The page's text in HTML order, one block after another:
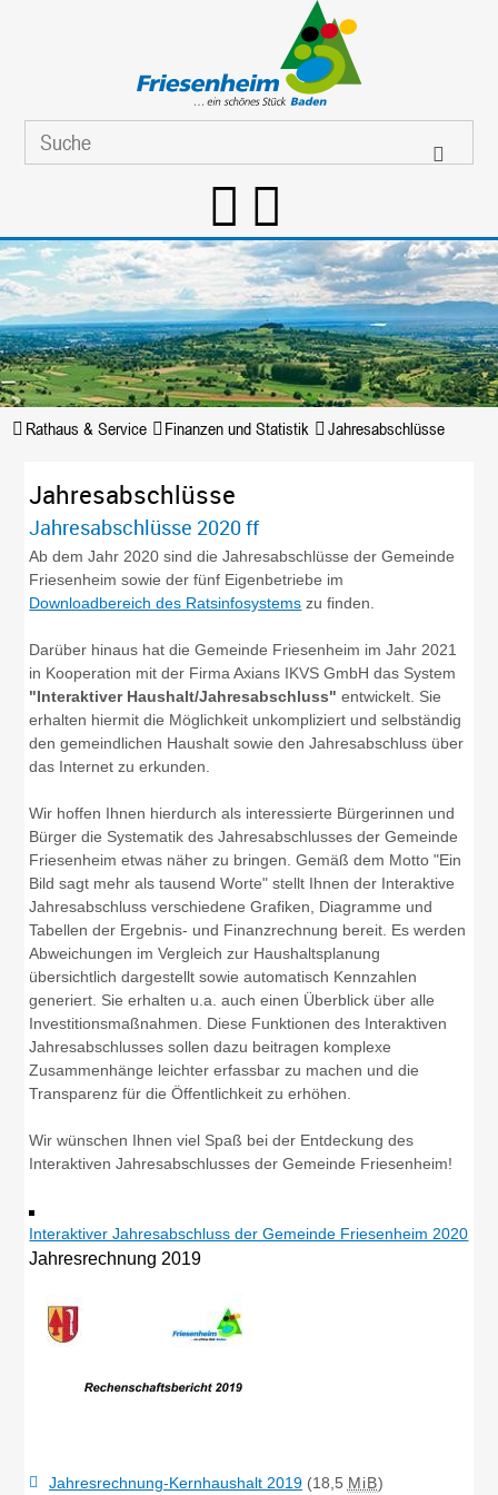
Rathaus & Service Finanzen und Statistik Jahresabschlüsse
Jahresabschlüsse
Jahresabschlüsse 2020 ff
Ab dem Jahr 2020 sind die Jahresabschlüsse der Gemeinde
Friesenheim sowie der fünf Eigenbetriebe im
Downloadbereich des Ratsinfosystems zu finden.
Darüber hinaus hat die Gemeinde Friesenheim im Jahr 2021
in Kooperation mit der Firma Axians IKVS GmbH das System
"Interaktiver Haushalt/Jahresabschluss" entwickelt. Sie
erhalten hiermit die Möglichkeit unkompliziert und selbständig
den gemeindlichen Haushalt sowie den Jahresabschluss über
das Internet zu erkunden.
Wir hoffen Ihnen hierdurch als interessierte Bürgerinnen und
Bürger die Systematik des Jahresabschlusses der Gemeinde
Friesenheim etwas näher zu bringen. Gemäß dem Motto "Ein
Bild sagt mehr als tausend Worte" stellt Ihnen der Interaktive
Jahresabschluss verschiedene Grafiken, Diagramme und
Tabellen der Ergebnis- und Finanzrechnung bereit. Es werden
Abweichungen im Vergleich zur Haushaltsplanung
übersichtlich dargestellt sowie automatisch Kennzahlen
generiert. Sie erhalten u.a. auch einen Überblick über alle
Investitionsmaßnahmen. Diese Funktionen des Interaktiven
Jahresabschlusses sollen dazu beitragen komplexe
Zusammenhänge leichter erfassbar zu machen und die
Transparenz für die Öffentlichkeit zu erhöhen.
Wir wünschen Ihnen viel Spaß bei der Entdeckung des
Interaktiven Jahresabschlusses der Gemeinde Friesenheim!
Interaktiver Jahresabschluss der Gemeinde Friesenheim 2020
Jahresrechnung 2019
Jahresrechnung-Kernhaushalt 2019(18,5 MiB)